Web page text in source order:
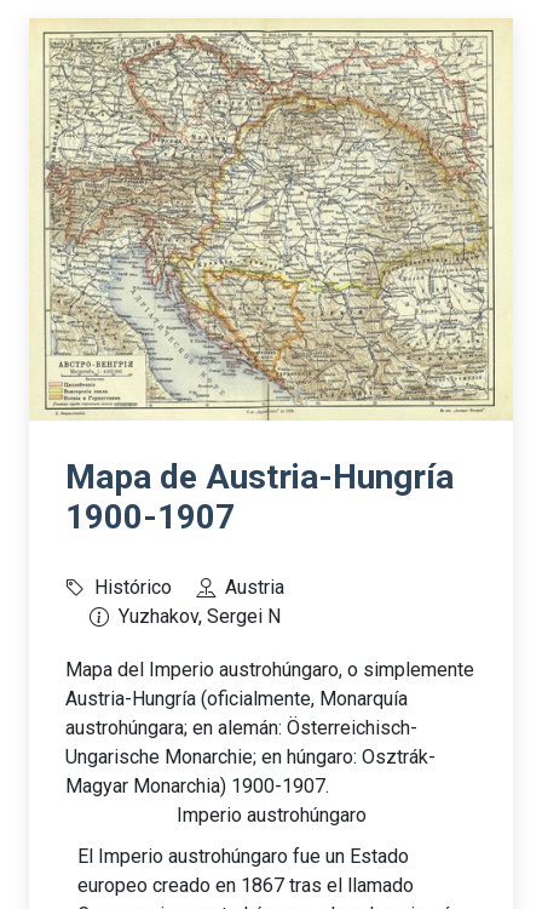
Mapa de Austria-Hungría
1900-1907
Histórico
Austria
Yuzhakov, Sergei N
Mapa del Imperio austrohúngaro, o simplemente
Austria-Hungría (oficialmente, Monarquía
austrohúngara; en alemán: Österreichisch-
Ungarische Monarchie; en húngaro: Osztrák-
Magyar Monarchia) 1900-1907.
Imperio austrohúngaro
El Imperio austrohúngaro fue un Estado
europeo creado en 1867 tras el llamado